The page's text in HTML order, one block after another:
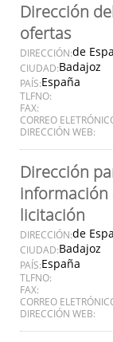
Dirección
ofertas
DIRECCIÓN:de
CIUDAD:Badajoz
PAÍS:España
TLFNO:
FAX:
CORREO
DIRECCIÓN WEB:
Dirección
información
licitación
DIRECCIÓN:de
CIUDAD:Badajoz
PAÍS:España
TLFNO:
FAX:
CORREO
DIRECCIÓN WEB: